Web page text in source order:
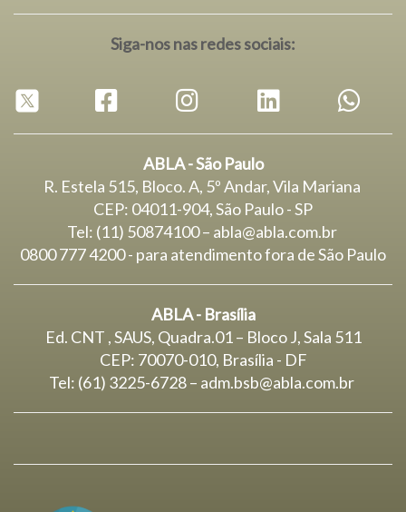
Siga-nos nas redes sociais:
ABLA - São Paulo
R. Estela 515, Bloco. A, 5º Andar, Vila Mariana
CEP: 04011-904, São Paulo - SP
Tel: (11) 50874100 – abla@abla.com.br
0800 777 4200 - para atendimento fora de São Paulo
ABLA - Brasília
Ed. CNT , SAUS, Quadra.01 – Bloco J, Sala 511
CEP: 70070-010, Brasília - DF
Tel: (61) 3225-6728 – adm.bsb@abla.com.br